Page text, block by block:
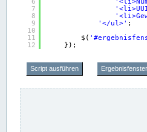
7
8
9
10
11
12
'</ul>' ;
$(
});
Script ausführen